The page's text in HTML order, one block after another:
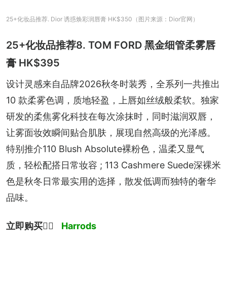
25+化妆品推荐. Dior 诱惑焕彩润唇膏 HK$350（图片来源：Dior官网）
25+化妆品推荐8. TOM FORD 黑金细管柔雾唇
膏 HK$395
设计灵感来自品牌2026秋冬时装秀，全系列一共推出
10 款柔雾色调，质地轻盈，上唇如丝绒般柔软。独家
研发的柔焦雾化科技在每次涂抹时，同时滋润双唇，
让雾面妆效瞬间贴合肌肤，展现自然高级的光泽感。
特别推介110 Blush Absolute裸粉色，温柔又显气
质，轻松配搭日常妆容 ; 113 Cashmere Suede深裸米
色是秋冬日常最实用的选择，散发低调而独特的奢华
品味。
立即购买👉🏻 Harrods